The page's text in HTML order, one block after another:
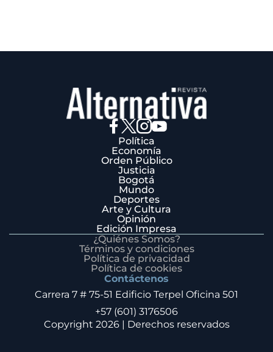
Política
Economía
Orden Público
Justicia
Bogotá
Mundo
Deportes
Arte y Cultura
Opinión
Edición Impresa
¿Quiénes Somos?
Términos y condiciones
Política de privacidad
Política de cookies
Contáctenos
Carrera 7 # 75-51 Edificio Terpel Oficina 501
+57 (601) 3176506
Copyright 2026 | Derechos reservados